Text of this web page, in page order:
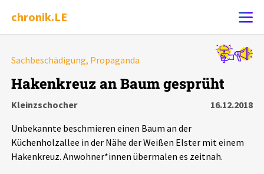
chronik.LE
Ereignis melden
Chronik
Dossiers
Sachbeschädigung, Propaganda
Hakenkreuz an Baum gesprüht
Kleinzschocher
16.12.2018
Unbekannte beschmieren einen Baum an der
Küchenholzallee in der Nähe der Weißen Elster mit einem
Hakenkreuz. Anwohner*innen übermalen es zeitnah.
Alle Ereignisse
Ereignisse
Ereignisse
Exportieren ? Filter Erklärungen